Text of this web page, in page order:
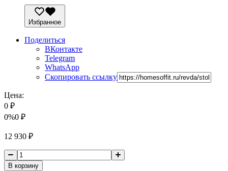
Избранное
Поделиться
ВКонтакте
Telegram
WhatsApp
Скопировать ссылку
Цена:
0 ₽
0%0 ₽
12 930 ₽
В корзину